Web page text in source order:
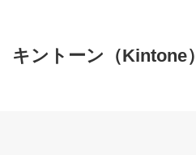
キントーン（Kintone）